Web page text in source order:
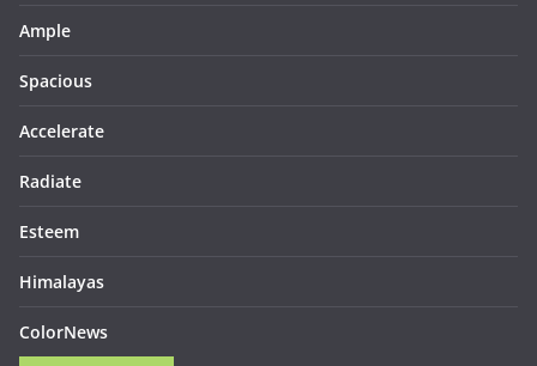
Themes
Plugins
Blog
Plans & Pricing
Envince
eStore